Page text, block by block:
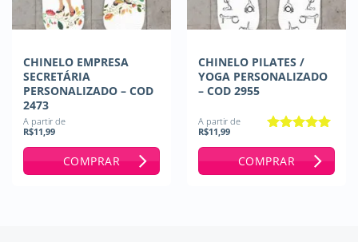
CHINELO EMPRESA
SECRETÁRIA
PERSONALIZADO – COD
2473
A partir de
R$11,99
COMPRAR
CHINELO PILATES /
YOGA PERSONALIZADO
– COD 2955
A partir de
R$11,99
COMPRAR